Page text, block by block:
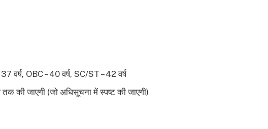
वर्ष, OBC – 40 वर्ष, SC/ST – 42 वर्ष
तक की जाएगी (जो अधिसूचना में स्पष्ट की जाएगी)